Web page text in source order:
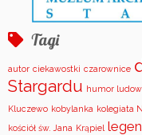
Tagi
autor ciekawostki czarownice
Stargardu humor
Kluczewo kobylanka kolegiata
kościół św. Jana Krąpiel